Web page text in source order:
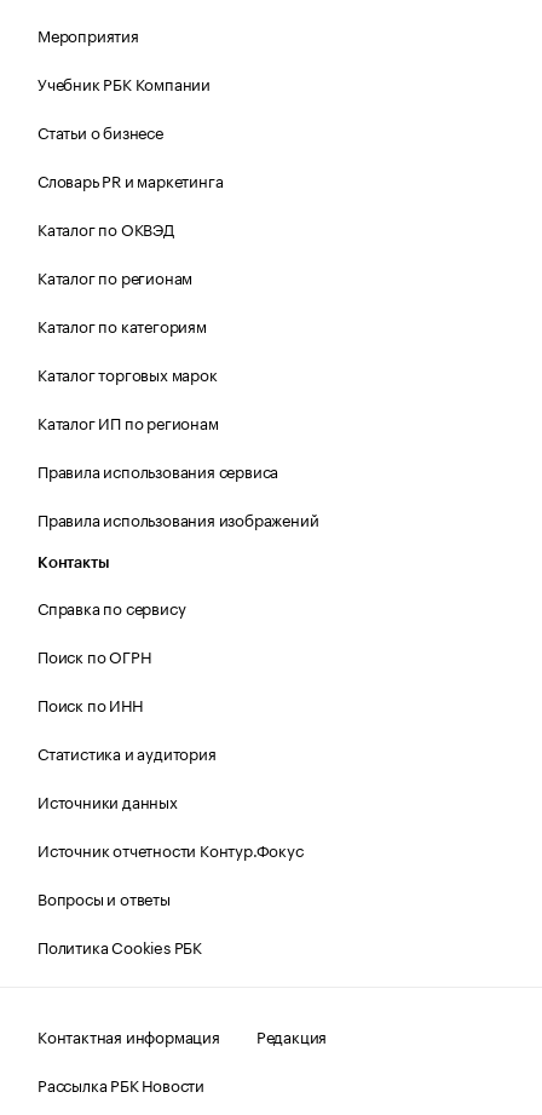
Мероприятия
Учебник РБК Компании
Статьи о бизнесе
Словарь PR и маркетинга
Каталог по ОКВЭД
Каталог по регионам
Каталог по категориям
Каталог торговых марок
Каталог ИП по регионам
Правила использования сервиса
Правила использования изображений
Контакты
Справка по сервису
Поиск по ОГРН
Поиск по ИНН
Статистика и аудитория
Источники данных
Источник отчетности Контур.Фокус
Вопросы и ответы
Политика Cookies РБК
Контактная информация
Редакция
Рассылка РБК Новости